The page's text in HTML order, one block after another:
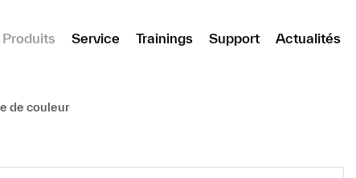
Produits
Service Trainings Support Actualités
de couleur